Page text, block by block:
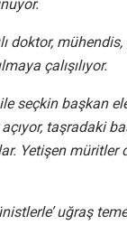
doktor,
çalışılıyor.
seçkin başkan
taşradaki
Yetişen müritler
uğraş